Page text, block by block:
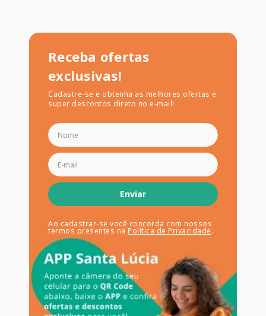
Receba ofertas
exclusivas!
Cadastre-se e obtenha as melhores ofertas e
super descontos direto no e-mail!
Enviar
Ao cadastrar-se você concorda com nossos
termos presentes na Política de Privacidade.